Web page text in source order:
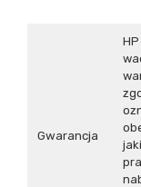
Gwarancja